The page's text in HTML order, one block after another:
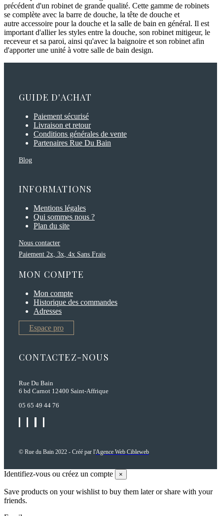
précédent d'un robinet de grande qualité. Cette gamme de robinets
se complète avec la barre de douche, la tête de douche et
autre accessoire pour la douche et la salle de bain en général. Il est
important d'allier les styles entre la douche, son robinet mitigeur, le
receveur et sa paroi, ainsi qu'avec la baignoire et son robinet afin
d'apporter une unité à votre salle de bain design.
GUIDE D'ACHAT
Paiement sécurisé
Livraison et retour
Conditions générales de vente
Partenaires Rue Du Bain
Blog
INFORMATIONS
Mentions légales
Qui sommes nous ?
Plan du site
Nous contacter
Paiement 2x, 3x, 4x Sans Frais
MON COMPTE
Mon compte
Historique des commandes
Adresses
Espace pro
CONTACTEZ-NOUS
Rue Du Bain
6 bd Carnot 12400 Saint-Affrique
05 65 49 44 76
© Rue du Bain 2022 - Créé par l'Agence Web Cibleweb
Identifiez-vous ou créez un compte ×
Save products on your wishlist to buy them later or share with your
friends.